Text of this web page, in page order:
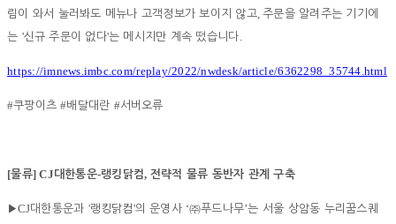
림이 와서 눌러봐도 메뉴나 고객정보가 보이지 않고,주문을 알려주는 기기에
는 '신규 주문이 없다'는 메시지만 계속 떴습니다.
https://imnews.imbc.com/replay/2022/nwdesk/article/6362298_35744.html
#쿠팡이츠#배달대란 #서버오류
[물류] CJ대한통운-랭킹닭컴, 전략적 물류 동반자 관계 구축
▶CJ대한통운과 '랭킹닭컴'의 운영사 ‘㈜푸드나무’는 서울 상암동 누리꿈스퀘